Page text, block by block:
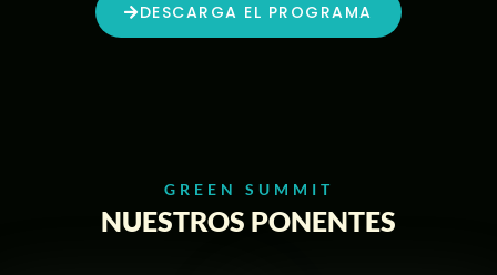
DESCARGA EL PROGRAMA
GREEN SUMMIT
NUESTROS PONENTES